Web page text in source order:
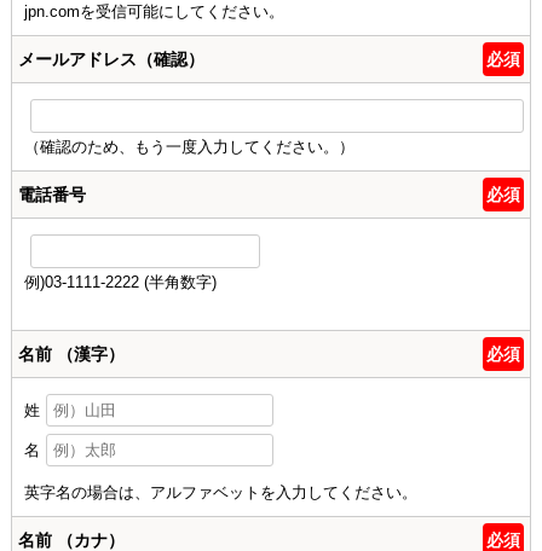
jpn.comを受信可能にしてください。
メールアドレス（確認） 必須
（確認のため、もう一度入力してください。）
電話番号 必須
例)03-1111-2222 (半角数字)
名前 （漢字） 必須
姓
名
英字名の場合は、アルファベットを入力してください。
名前 （カナ） 必須